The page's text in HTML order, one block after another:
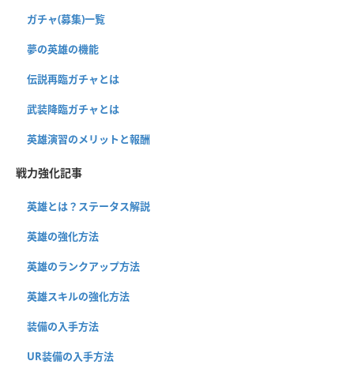
ガチャ(募集)一覧
夢の英雄の機能
伝説再臨ガチャとは
武装降臨ガチャとは
英雄演習のメリットと報酬
戦力強化記事
英雄とは？ステータス解説
英雄の強化方法
英雄のランクアップ方法
英雄スキルの強化方法
装備の入手方法
UR装備の入手方法